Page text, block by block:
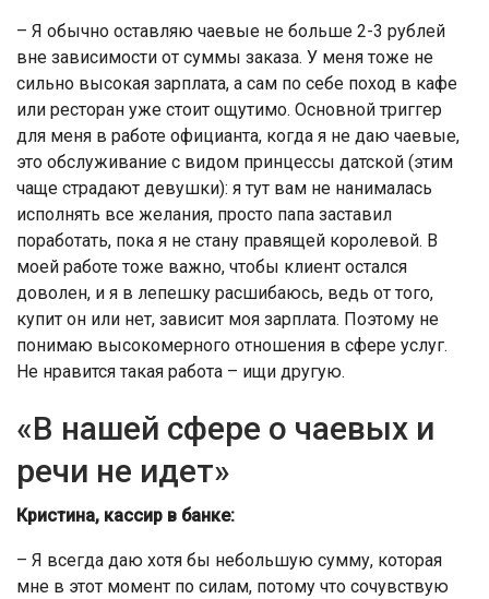
– Я обычно оставляю чаевые не больше 2-3 рублей
вне зависимости от суммы заказа. У меня тоже не
сильно высокая зарплата, а сам по себе поход в кафе
или ресторан уже стоит ощутимо. Основной триггер
для меня в работе официанта, когда я не даю чаевые,
это обслуживание с видом принцессы датской (этим
чаще страдают девушки): я тут вам не нанималась
исполнять все желания, просто папа заставил
поработать, пока я не стану правящей королевой. В
моей работе тоже важно, чтобы клиент остался
доволен, и я в лепешку расшибаюсь, ведь от того,
купит он или нет, зависит моя зарплата. Поэтому не
понимаю высокомерного отношения в сфере услуг.
Не нравится такая работа – ищи другую.
«В нашей сфере о чаевых и
речи не идет»
Кристина, кассир в банке:
– Я всегда даю хотя бы небольшую сумму, которая
мне в этот момент по силам, потому что сочувствую